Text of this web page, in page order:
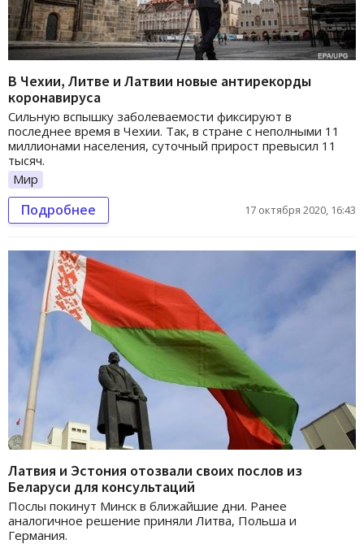
В Чехии, Литве и Латвии новые антирекорды
коронавируса
Сильную вспышку заболеваемости фиксируют в
последнее время в Чехии. Так, в стране с неполными 11
миллионами населения, суточный прирост превысил 11
тысяч.
Мир
Подробнее 17 октября 2020, 16:43
Латвия и Эстония отозвали своих послов из
Беларуси для консультаций
Послы покинут Минск в ближайшие дни. Ранее
аналогичное решение приняли Литва, Польша и
Германия.